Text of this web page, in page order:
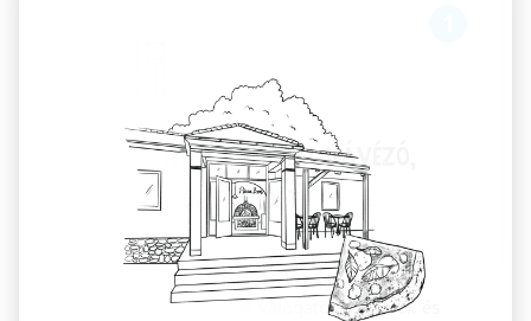
Már Vártalak pékség, kávézó,
könyv- és játékbolt
Székesfehérvár
Kovászos kenyér, Gianni Frasi kávé, csodás
sütemények, gondosan válogatott könyvek és